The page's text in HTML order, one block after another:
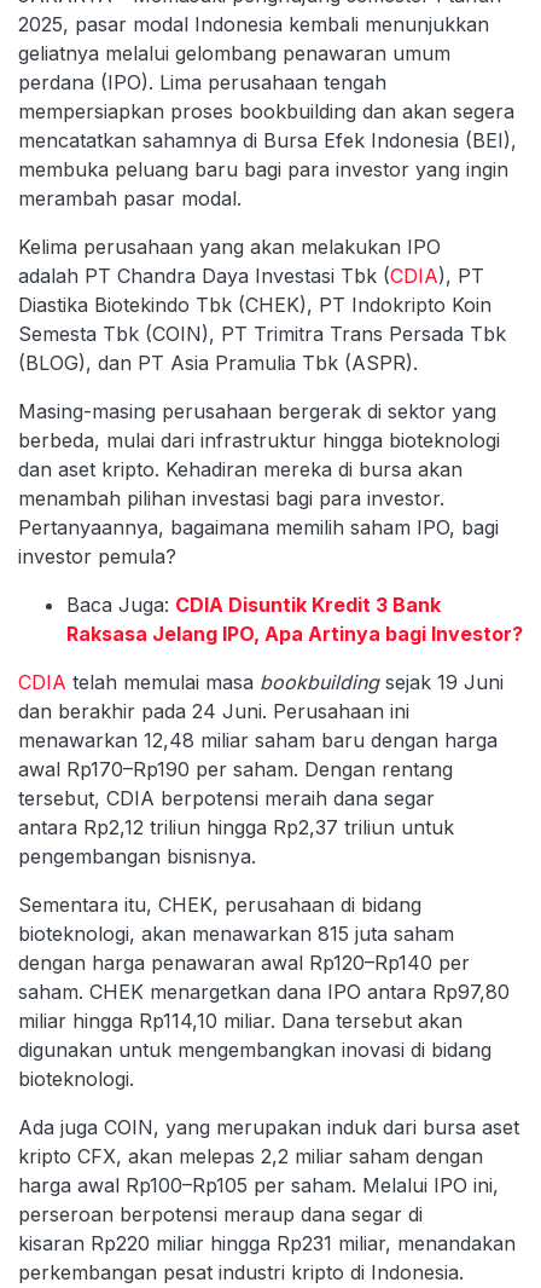
2025, pasar modal Indonesia kembali menunjukkan
geliatnya melalui gelombang penawaran umum
perdana (IPO). Lima perusahaan tengah
mempersiapkan proses bookbuilding dan akan segera
mencatatkan sahamnya di Bursa Efek Indonesia (BEI),
membuka peluang baru bagi para investor yang ingin
merambah pasar modal.
Kelima perusahaan yang akan melakukan IPO
adalah PT Chandra Daya Investasi Tbk (CDIA), PT
Diastika Biotekindo Tbk (CHEK), PT Indokripto Koin
Semesta Tbk (COIN), PT Trimitra Trans Persada Tbk
(BLOG), dan PT Asia Pramulia Tbk (ASPR).
Masing-masing perusahaan bergerak di sektor yang
berbeda, mulai dari infrastruktur hingga bioteknologi
dan aset kripto. Kehadiran mereka di bursa akan
menambah pilihan investasi bagi para investor.
Pertanyaannya, bagaimana memilih saham IPO, bagi
investor pemula?
Baca Juga: CDIA Disuntik Kredit 3 Bank
Raksasa Jelang IPO, Apa Artinya bagi Investor?
CDIA telah memulai masa bookbuildingsejak 19 Juni
dan berakhir pada 24 Juni. Perusahaan ini
menawarkan 12,48 miliar saham baru dengan harga
awal Rp170–Rp190 per saham. Dengan rentang
tersebut, CDIA berpotensi meraih dana segar
antara Rp2,12 triliun hingga Rp2,37 triliun untuk
pengembangan bisnisnya.
Sementara itu, CHEK, perusahaan di bidang
bioteknologi, akan menawarkan 815 juta saham
dengan harga penawaran awal Rp120–Rp140 per
saham. CHEK menargetkan dana IPO antara Rp97,80
miliar hingga Rp114,10 miliar. Dana tersebut akan
digunakan untuk mengembangkan inovasi di bidang
bioteknologi.
Ada juga COIN, yang merupakan induk dari bursa aset
kripto CFX, akan melepas 2,2 miliar saham dengan
harga awal Rp100–Rp105 per saham. Melalui IPO ini,
perseroan berpotensi meraup dana segar di
kisaran Rp220 miliar hingga Rp231 miliar, menandakan
perkembangan pesat industri kripto di Indonesia.